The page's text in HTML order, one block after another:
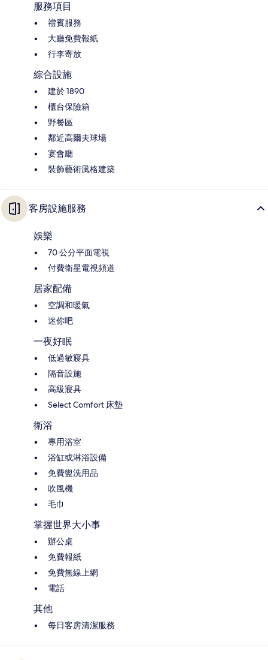
服務項目
禮賓服務
大廳免費報紙
行李寄放
綜合設施
建於 1890
櫃台保險箱
野餐區
鄰近高爾夫球場
宴會廳
裝飾藝術風格建築
客房設施服務
娛樂
70 公分平面電視
付費衛星電視頻道
居家配備
空調和暖氣
迷你吧
一夜好眠
低過敏寢具
隔音設施
高級寢具
Select Comfort 床墊
衛浴
專用浴室
浴缸或淋浴設備
免費盥洗用品
吹風機
毛巾
掌握世界大小事
辦公桌
免費報紙
免費無線上網
電話
其他
每日客房清潔服務